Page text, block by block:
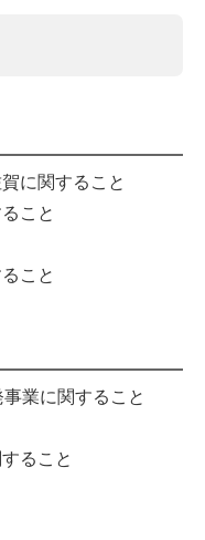
に関すること
こと
こと
業に関すること
ること